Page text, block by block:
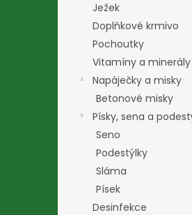
Ježek
Doplňkové krmivo
Pochoutky
Vitamíny a minerály
Napáječky a misky
Betonové misky
Písky, sena a
Seno
Podestýlky
Sláma
Písek
Desinfekce